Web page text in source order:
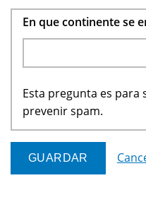
En que continente se
Esta pregunta es para
prevenir spam.